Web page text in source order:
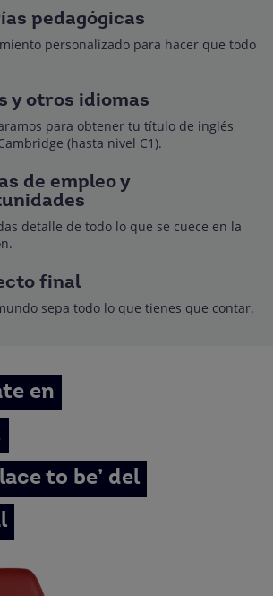
pedagógicas
personalizado para hacer que todo
y otros idiomas
para obtener tu título de inglés
(hasta nivel C1).
de empleo y
detalle de todo lo que se cuece en la
final
sepa todo lo que tienes que contar.
en
to be’ del